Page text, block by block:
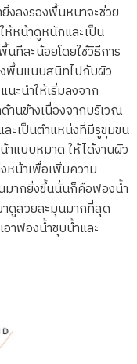
งลงรองพื้นหนาจะช่วย
ห้หน้าดูหนักและเป็น
ทีละน้อยโดยใช้วิธีการ
พื้นแนบสนิทไปกับผิว
นะนำให้เริ่มลงจาก
นข้างเนื่องจากบริเวณ
ะเป็นตำแหน่งที่มีรูขุมขน
แบบหมาด ให้ได้งานผิว
หน้าเพื่อเพิ่มความ
มากยิ่งขึ้นนั่นก็คือฟองน้ำ
ดูสวยละมุนมากที่สุด
าฟองน้ำชุบน้ำและ